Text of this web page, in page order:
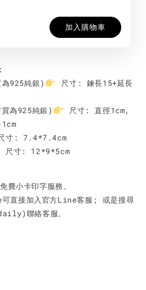
加入購物車
925純銀)
尺寸: 鍊長15+延長
為925純銀)
尺寸: 直徑1cm,
寸: 7.4*7.4cm
尺寸: 12*9*5cm
費小卡印字服務。
直接加入官方Line客服; 或是搜尋
聯絡客服。